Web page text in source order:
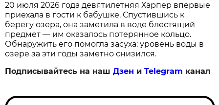
20 июля 2026 года девятилетняя Харпер впервые
приехала в гости к бабушке. Спустившись к
берегу озера, она заметила в воде блестящий
предмет — им оказалось потерянное кольцо.
Обнаружить его помогла засуха: уровень воды в
озере за эти годы заметно снизился.
Подписывайтесь на нашДзен иTelegram канал